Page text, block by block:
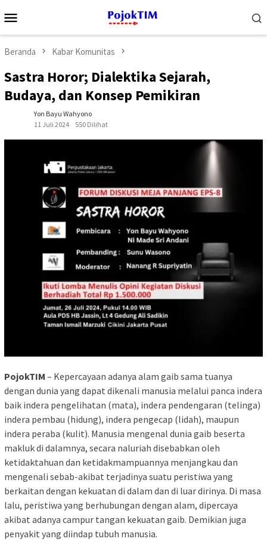
ke
Mobile
Beranda Kabar Komunitas
Sastra Horor; Dialektika Sejarah,
Budaya, dan Konsep Pemikiran
Yon Bayu Wahyono
11 Juli 2024
550 Dilihat
PojokTIM – Kepercayaan adanya alam gaib sama tuanya
dengan dunia yang dapat dikenali manusia melalui panca indera
baik indera pengelihatan (mata), indera pendengaran (telinga)
indera pembau (hidung), indera pengecap (lidah), maupun
indera peraba (kulit). Manusia mengenal dunia gaib beserta
makluk di dalamnya, secara naluriah disebabkan oleh
ketidaktahuan dan ketidakmampuannya menjangkau dan
mengenali sebab-akibat terjadinya suatu peristiwa yang
berkaitan dengan kekuatan di dalam dan di luar dirinya. Di masa
lalu, peristiwa yang berhubungan dengan alam, dipercaya
akibat adanya campur tangan kekuatan gaib. Demikian juga
penyakit yang diindap tubuh manusia.